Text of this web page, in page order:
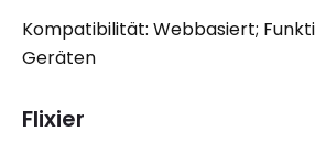
Kompatibilität: Webbasiert;
Geräten
Flixier